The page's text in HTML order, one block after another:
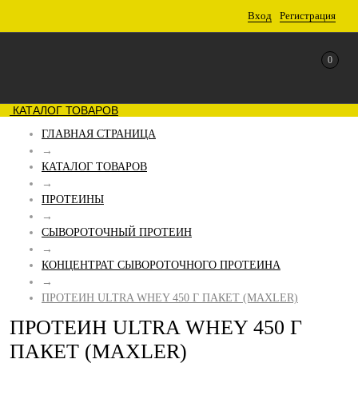
Вход Регистрация
0
КАТАЛОГ ТОВАРОВ
ГЛАВНАЯ СТРАНИЦА
→
КАТАЛОГ ТОВАРОВ
→
ПРОТЕИНЫ
→
СЫВОРОТОЧНЫЙ ПРОТЕИН
→
КОНЦЕНТРАТ СЫВОРОТОЧНОГО ПРОТЕИНА
→
ПРОТЕИН ULTRA WHEY 450 Г ПАКЕТ (MAXLER)
ПРОТЕИН ULTRA WHEY 450 Г
ПАКЕТ (MAXLER)